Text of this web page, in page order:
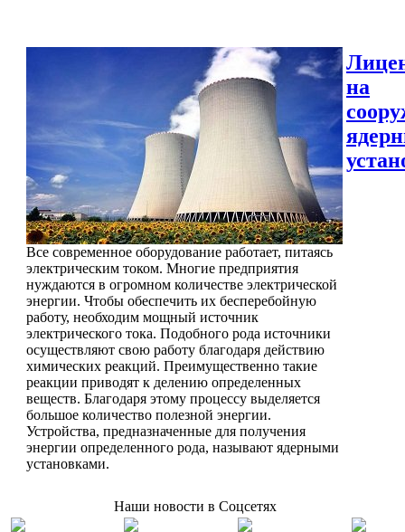
Все современное оборудование работает, питаясь
электрическим током. Многие предприятия
нуждаются в огромном количестве электрической
энергии. Чтобы обеспечить их бесперебойную
работу, необходим мощный источник
электрического тока. Подобного рода источники
осуществляют свою работу благодаря действию
химических реакций. Преимущественно такие
реакции приводят к делению определенных
веществ. Благодаря этому процессу выделяется
большое количество полезной энергии.
Устройства, предназначенные для получения
энергии определенного рода, называют ядерными
установками.
на
Наши новости в Соцсетях